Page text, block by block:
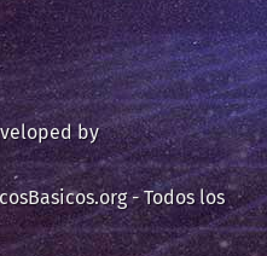
by
- Todos los